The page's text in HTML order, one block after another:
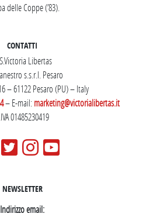
delle Coppe (’83).
CONTATTI
Libertas
s.s.r.l. Pesaro
– 61122 Pesaro (PU) – Italy
– E-mail:marketing@victorialibertas.it
01485230419
NEWSLETTER
Indirizzo email: